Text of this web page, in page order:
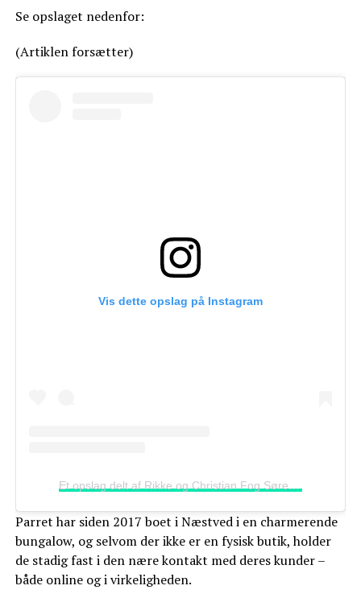
Se opslaget nedenfor:
(Artiklen forsætter)
Vis dette opslag på Instagram
Parret har siden 2017 boet i Næstved i en charmerende
bungalow, og selvom der ikke er en fysisk butik, holder
de stadig fast i den nære kontakt med deres kunder –
både online og i virkeligheden.